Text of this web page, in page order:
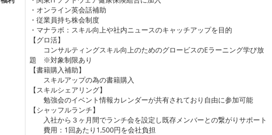
・オンライン英会話補助
・従業員持ち株会制度
・マナラボ：スキル向上や社内ニュースのキャッチアップを目的
【グロ活】
コンサルティングスキル向上のためのグロービスのEラーニング学び放
題 ※対象制限あり
【書籍購入補助】
スキルアップの為の書籍購入
【スキルシェアリング】
勉強会のイベント情報カレンダーが共有されており自由に参加可能
【シャッフルランチ】
入社から３ヶ月間でランチ会を設定し既存メンバーとの繋がりサポート
費用：1回あたり1,500円を会社負担